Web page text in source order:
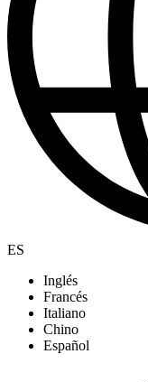
ES
Inglés
Francés
Italiano
Chino
Español